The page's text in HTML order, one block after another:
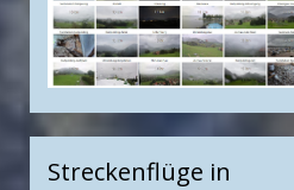
Streckenflüge in